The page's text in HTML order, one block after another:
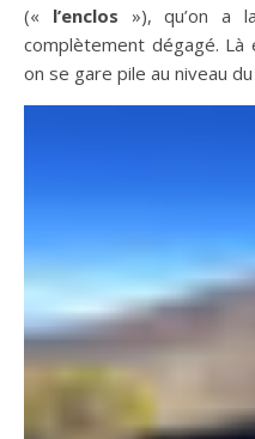
(« l’enclos »), qu’on a
complètement dégagé. Là
on se gare pile au niveau